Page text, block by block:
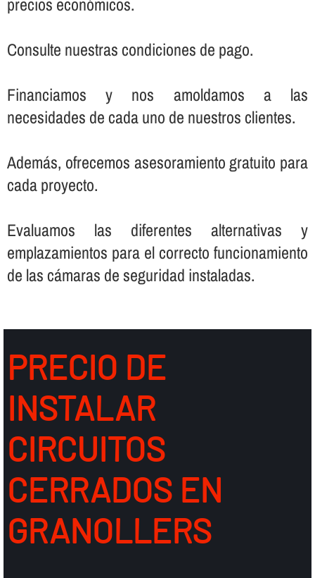
Consulte nuestras condiciones de pago.
Financiamos y nos amoldamos a las
necesidades de cada uno de nuestros clientes.
Además, ofrecemos asesoramiento gratuito para
cada proyecto.
Evaluamos las diferentes alternativas y
emplazamientos para el correcto funcionamiento
de las cámaras de seguridad instaladas.
PRECIO DE
INSTALAR
CIRCUITOS
CERRADOS EN
GRANOLLERS